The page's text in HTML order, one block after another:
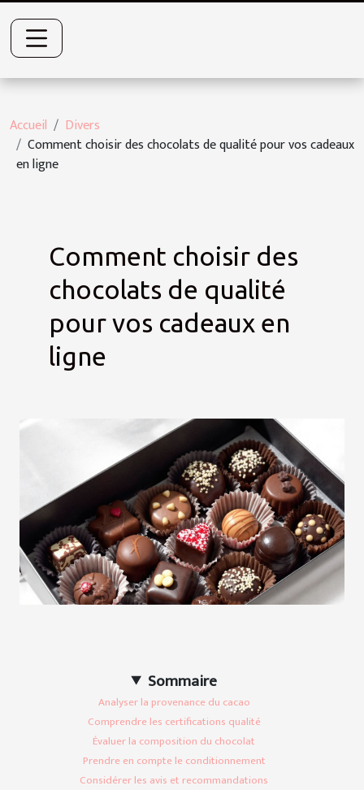
Accueil
Divers
Comment choisir des chocolats de qualité pour vos cadeaux
en ligne
Comment choisir des
chocolats de qualité
pour vos cadeaux en
ligne
Sommaire
Analyser la provenance du cacao
Comprendre les certifications qualité
Évaluer la composition du chocolat
Prendre en compte le conditionnement
Considérer les avis et recommandations